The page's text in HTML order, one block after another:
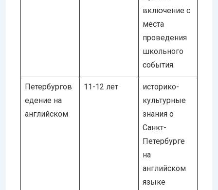
включение с
места
проведения
школьного
события.
Петербургов
едение на
английском
11-12 лет
историко-
культурные
знания о
Санкт-
Петербурге
на
английском
языке